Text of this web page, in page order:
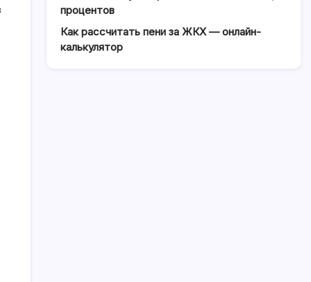
процентов
Как рассчитать пени за ЖКХ — онлайн-
калькулятор